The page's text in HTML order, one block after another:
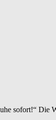
sofort!“ Die